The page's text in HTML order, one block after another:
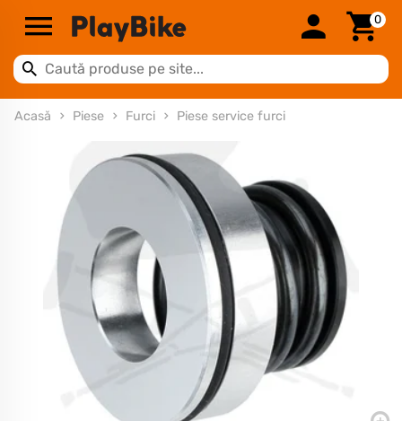
0
Acasă Piese Furci Piese service furci